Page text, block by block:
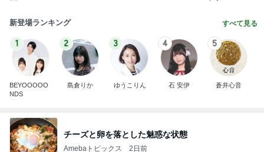
新登場ランキング すべて見る
1
BEYOOOOO
NDS
2
島倉りか
3
ゆうこりん
4
石 安伊
5
蒼井心音
チーズと卵を落とした魅惑な状態
Amebaトピックス 2日前